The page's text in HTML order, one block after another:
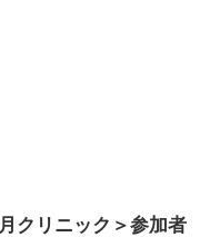
クリニック＞参加者